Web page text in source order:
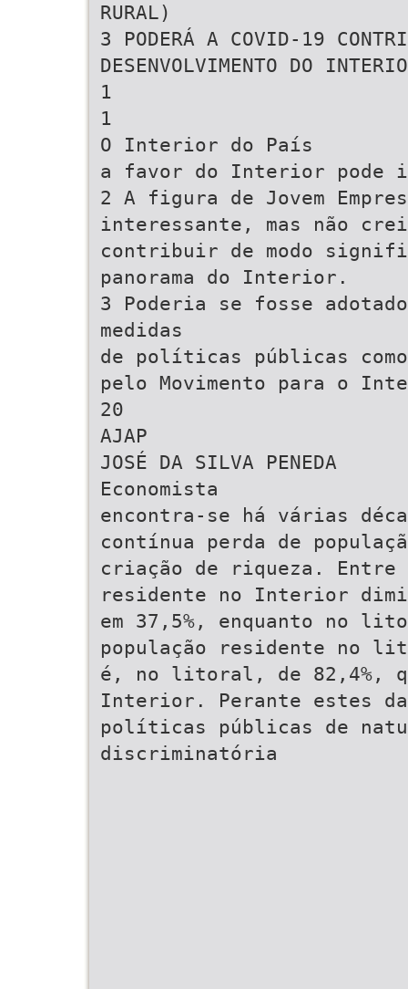
RURAL)
3 PODERÁ A COVID-19
DESENVOLVIMENTO DO
1
1
O Interior do País
a favor do Interior pode
2 A figura de Jovem
interessante, mas não
contribuir de modo
panorama do Interior.
3 Poderia se fosse
medidas
de políticas públicas
pelo Movimento para o
20
AJAP
JOSÉ DA SILVA PENEDA
Economista
encontra-se há várias
contínua perda de
criação de riqueza. Entre
residente no Interior
em 37,5%, enquanto no
população residente no
é, no litoral, de 82,4%,
Interior. Perante estes
políticas públicas de
discriminatória